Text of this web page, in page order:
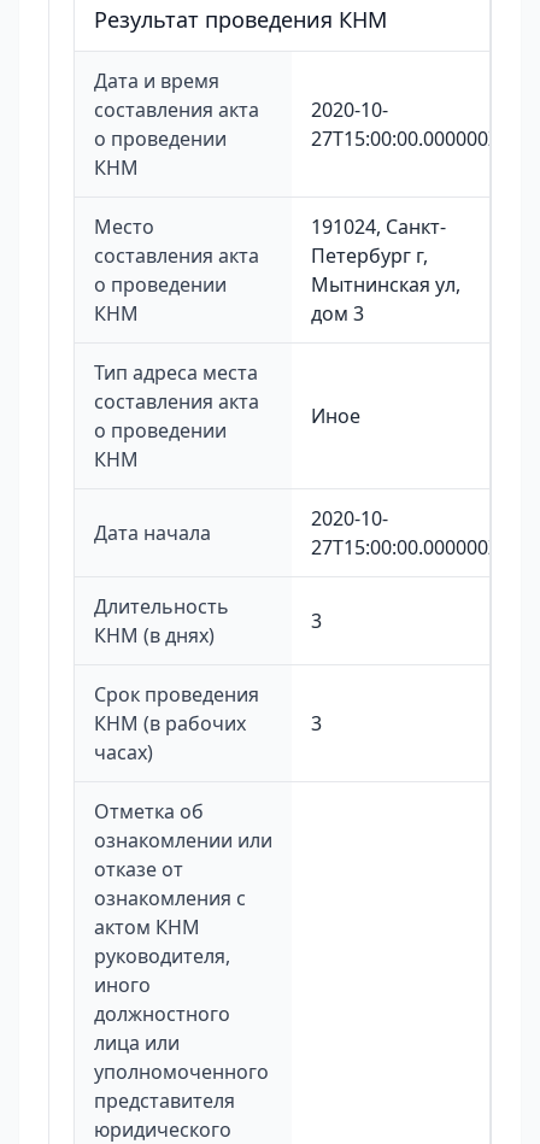
Результат проведения КНМ
Дата и время
составления акта
о проведении
КНМ
2020-10-
27T15:00:00.000000Z
Место
составления акта
о проведении
КНМ
191024, Санкт-
Петербург г,
Мытнинская ул,
дом 3
Тип адреса места
составления акта
о проведении
КНМ
Иное
Дата начала
2020-10-
27T15:00:00.000000Z
Длительность
КНМ (в днях)
3
Срок проведения
КНМ (в рабочих
часах)
3
Отметка об
ознакомлении или
отказе от
ознакомления с
актом КНМ
руководителя,
иного
должностного
лица или
уполномоченного
представителя
юридического